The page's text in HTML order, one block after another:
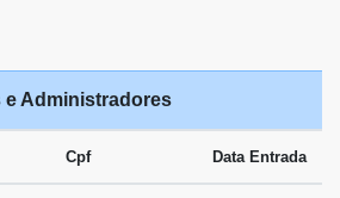
e Administradores
Cpf Data Entrada